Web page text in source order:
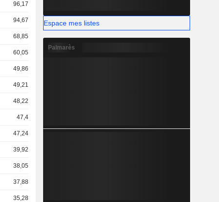
96,17 Md
94,67 Md
68,85 Md
60,05 Md
49,86 Md
49,21 Md
48,22 Md
47,4 Md
47,24 Md
39,92 Md
38,05 Md
37,88 Md
35,28 Md
Espace mes listes
Palmarès